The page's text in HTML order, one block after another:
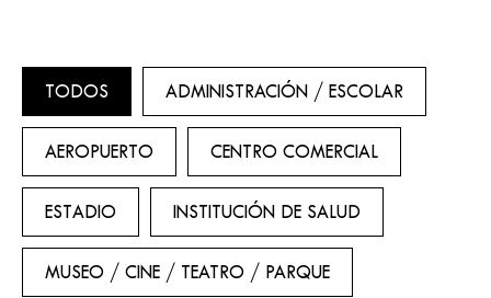
TODOS ADMINISTRACIÓN / ESCOLAR
AEROPUERTO CENTRO COMERCIAL
ESTADIO INSTITUCIÓN DE SALUD
MUSEO / CINE / TEATRO / PARQUE